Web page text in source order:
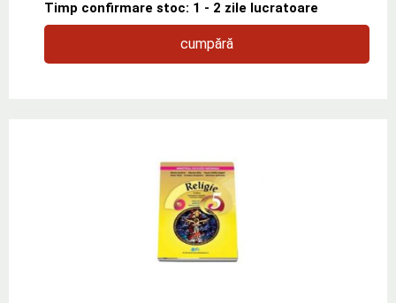
Timp confirmare stoc: 1 - 2 zile lucratoare
cumpără